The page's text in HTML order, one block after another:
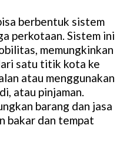
berbentuk sistem
perkotaan. Sistem ini
memungkinkan
satu titik kota ke
atau menggunakan
atau pinjaman.
barang dan jasa
bakar dan tempat